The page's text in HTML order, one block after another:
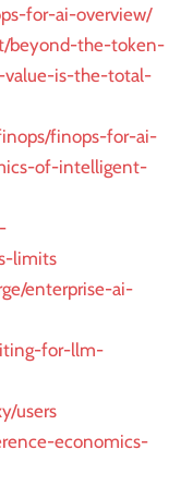
for-ai-overview/
beyond-the-token-
is-the-total-
finops-for-ai-
of-intelligent-
limits
enterprise-ai-
for-llm-
users
economics-